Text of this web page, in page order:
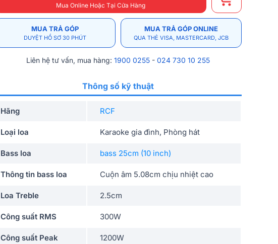
Mua Online Hoặc Tại Cửa Hàng
MUA TRẢ GÓP
DUYỆT HỒ SƠ 30 PHÚT
MUA TRẢ GÓP ONLINE
QUA THẺ VISA, MASTERCARD, JCB
Liên hệ tư vấn, mua hàng: 1900 0255 - 024 730 10 255
Thông số kỹ thuật
Hãng RCF
Loại loa Karaoke gia đình, Phòng hát
Bass loa bass 25cm (10 inch)
Thông tin bass loa Cuộn âm 5.08cm chịu nhiệt cao
Loa Treble 2.5cm
Công suất RMS 300W
Công suất Peak 1200W